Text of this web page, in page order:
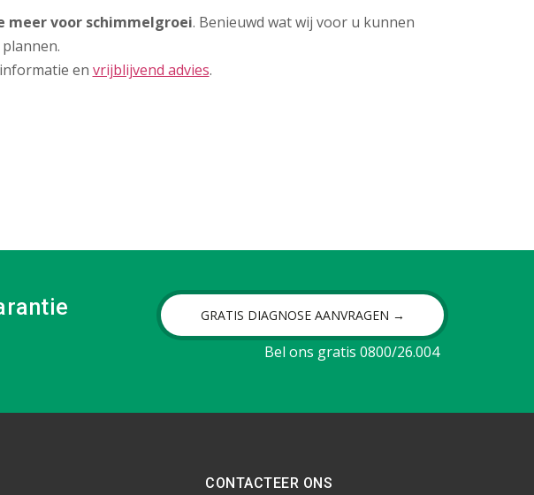
meer voor schimmelgroei. Benieuwd wat wij voor u kunnen
en vrijblijvend advies.
GRATIS DIAGNOSE AANVRAGEN →
Bel ons gratis 0800/26.004
CONTACTEER ONS